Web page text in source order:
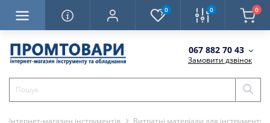
0 0 0
067 882 70 43
Замовити дзвінок
Інтернет-магазин інструментів Витратні матеріали для інструменту